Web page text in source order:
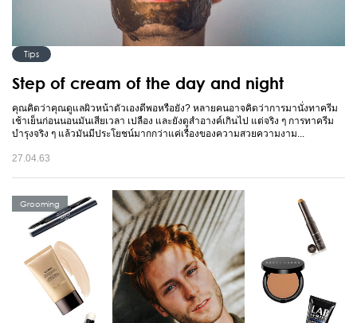
Tips
Step of cream of the day and night
คุณคิดว่าคุณดูแลผิวหน้าตัวเองดีพอหรือยัง? หลายคนอาจคิดว่าการมานั่งทาครีม
เช้าเย็นก่อนนอนมันเสียเวลา เปลือง และยังดูสำอางค์เกินไป แต่จริง ๆ การทาครีม
บำรุงจริง ๆ แล้วมันมีประโยชน์มากกว่าแค่เรื่องของความสวยความงาม...
27.04.63
Grooming